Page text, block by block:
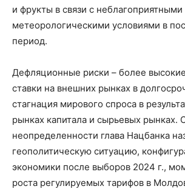
и фрукты в связи с неблагоприятными
метеорологическими условиями в
период.
Дефляционные риски – более
ставки на внешних рынках в
стагнация мирового спроса в
рынках капитала и сырьевых рынках.
неопределенности глава Нацбанка
геополитическую ситуацию,
экономики после выборов 2024 г.,
роста регулируемых тарифов в